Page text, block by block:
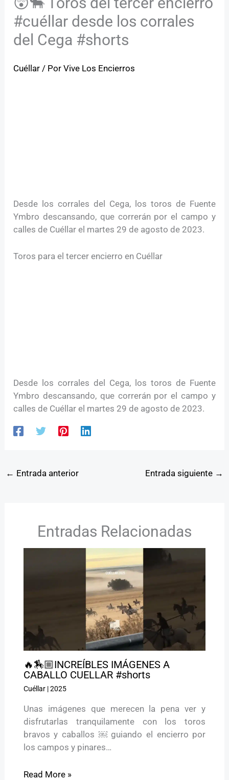
#cuéllar desde los corrales
del Cega #shorts
Cuéllar / PorVive Los Encierros
Desde los corrales del Cega, los toros de Fuente
Ymbro descansando, que correrán por el campo y
calles de Cuéllar el martes 29 de agosto de 2023.
Toros para el tercer encierro en Cuéllar
Desde los corrales del Cega, los toros de Fuente
Ymbro descansando, que correrán por el campo y
calles de Cuéllar el martes 29 de agosto de 2023.
← Entrada anterior Entrada siguiente →
Entradas Relacionadas
🔥🏇🏼INCREÍBLES IMÁGENES A
CABALLO CUELLAR #shorts
Cuéllar|2025
Unas imágenes que merecen la pena ver y
disfrutarlas tranquilamente con los toros
bravos y caballos ￼ guiando el encierro por
los campos y pinares…
Read More »